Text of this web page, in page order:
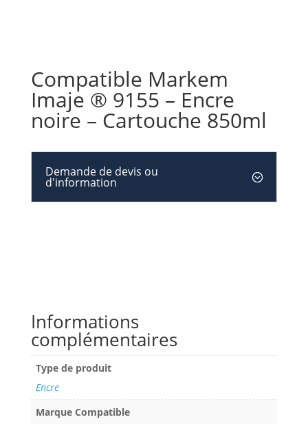
Compatible Markem
Imaje ® 9155 – Encre
noire – Cartouche 850ml
Demande de devis ou
d'information
Informations
complémentaires
Type de produit
Encre
Marque Compatible